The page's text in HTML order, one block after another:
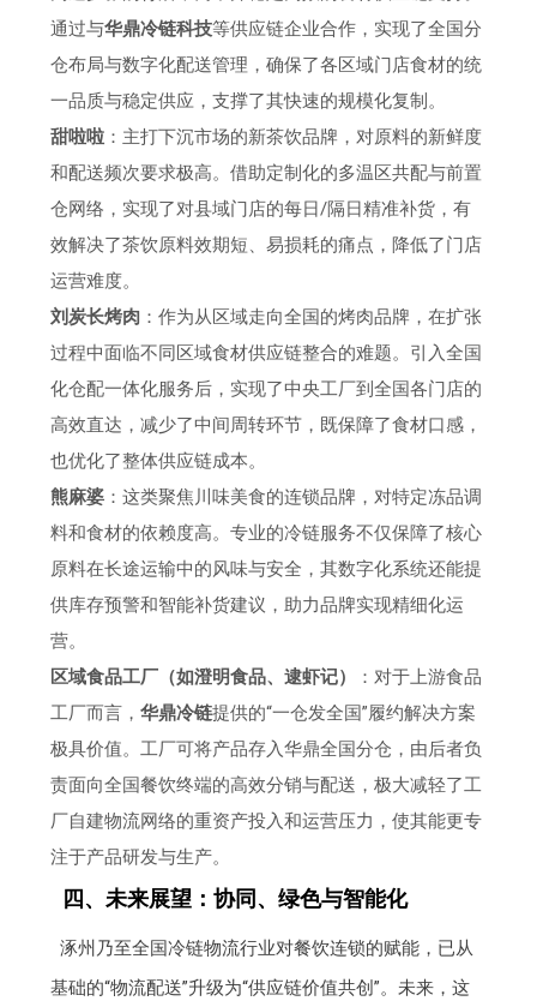
通过与华鼎冷链科技等供应链企业合作，实现了全国分
仓布局与数字化配送管理，确保了各区域门店食材的统
一品质与稳定供应，支撑了其快速的规模化复制。
甜啦啦 ：主打下沉市场的新茶饮品牌，对原料的新鲜度
和配送频次要求极高。借助定制化的多温区共配与前置
仓网络，实现了对县域门店的每日/隔日精准补货，有
效解决了茶饮原料效期短、易损耗的痛点，降低了门店
运营难度。
刘炭长烤肉 ：作为从区域走向全国的烤肉品牌，在扩张
过程中面临不同区域食材供应链整合的难题。引入全国
化仓配一体化服务后，实现了中央工厂到全国各门店的
高效直达，减少了中间周转环节，既保障了食材口感，
也优化了整体供应链成本。
熊麻婆 ：这类聚焦川味美食的连锁品牌，对特定冻品调
料和食材的依赖度高。专业的冷链服务不仅保障了核心
原料在长途运输中的风味与安全，其数字化系统还能提
供库存预警和智能补货建议，助力品牌实现精细化运
营。
区域食品工厂（如澄明食品、逮虾记）
：对于上游食品
工厂而言，华鼎冷链提供的“一仓发全国”履约解决方案
极具价值。工厂可将产品存入华鼎全国分仓，由后者负
责面向全国餐饮终端的高效分销与配送，极大减轻了工
厂自建物流网络的重资产投入和运营压力，使其能更专
注于产品研发与生产。
四、未来展望：协同、绿色与智能化
涿州乃至全国冷链物流行业对餐饮连锁的赋能，已从
基础的“物流配送”升级为“供应链价值共创”。未来，这